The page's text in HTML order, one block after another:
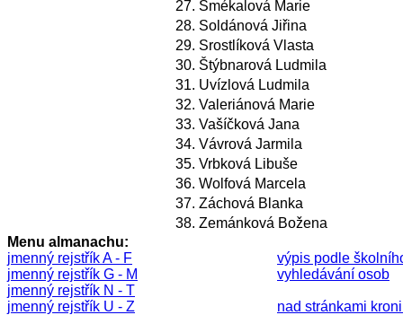
27. Smékalová Marie
28. Soldánová Jiřina
29. Srostlíková Vlasta
30. Štýbnarová Ludmila
31. Uvízlová Ludmila
32. Valeriánová Marie
33. Vašíčková Jana
34. Vávrová Jarmila
35. Vrbková Libuše
36. Wolfová Marcela
37. Záchová Blanka
38. Zemánková Božena
Menu almanachu:
jmenný rejstřík A - F
jmenný rejstřík G - M
jmenný rejstřík N - T
jmenný rejstřík U - Z
výpis podle
vyhledávání osob
nad stránkami